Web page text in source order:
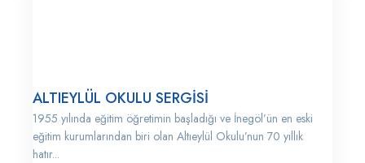
ALTIEYLÜL OKULU SERGİSİ
1955 yılında eğitim öğretimin başladığı ve İnegöl’ün en eski
eğitim kurumlarından biri olan Altıeylül Okulu’nun 70 yıllık
hatır...